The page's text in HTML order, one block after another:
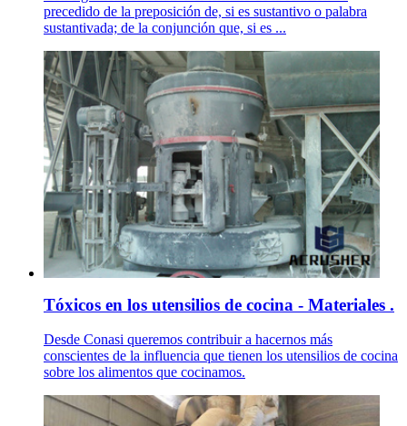
precedido de la preposición de, si es sustantivo o palabra
sustantivada; de la conjunción que, si es ...
Tóxicos en los utensilios de cocina - Materiales .
Desde Conasi queremos contribuir a hacernos más
conscientes de la influencia que tienen los utensilios de cocina
sobre los alimentos que cocinamos.